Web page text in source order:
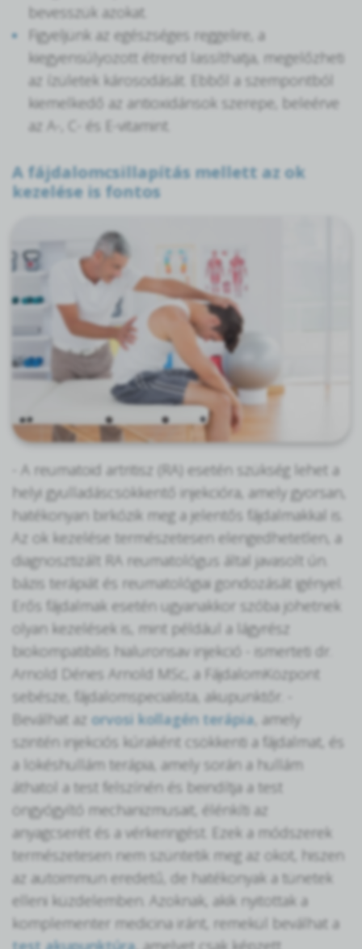
bevesszük azokat.
Figyeljünk az egészséges reggelire, a
kiegyensúlyozott étrend lassíthatja, megelőzheti
az ízületek károsodását. Ebből a szempontból
kiemelkedő az antioxidánsok szerepe, beleérve
az A-, C- és E-vitamint.
A fájdalomcsillapítás mellett az ok
kezelése is fontos
- A reumatoid artritisz (RA) esetén szükség lehet a
helyi gyulladáscsökkentő injekcióra, amely gyorsan,
hatékonyan birkózik meg a jelentős fájdalmakkal is.
Az ok kezelése természetesen elengedhetetlen, a
diagnosztizált RA reumatológus által javasolt ún.
bázis terápiát és reumatológiai gondozását igényel.
Erős fájdalmak esetén ugyanakkor szóba jöhetnek
olyan kezelések is, mint például a lágyrész
biokompatibilis hialuronsav injekció - ismerteti dr.
Arnold Dénes Arnold MSc, a FájdalomKözpont
sebésze, fájdalomspecialista, akupunktőr. -
Beválhat az orvosi kollagén terápia , amely
szintén injekciós kúraként csökkenti a fájdalmat, és
a lökéshullám terápia, amely során a hullám
áthatol a test felszínén és beindítja a test
öngyógyító mechanizmusait, élénkíti az
anyagcserét és a vérkeringést. Ezek a módszerek
természetesen nem szüntetik meg az okot, hiszen
az autoimmun eredetű, de hatékonyak a tünetek
elleni küzdelemben. Azoknak, akik nyitottak a
komplementer medicina iránt, remekül beválhat a